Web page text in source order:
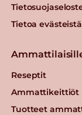
Tietoa evästeistä
Reseptit
Ammattikeittiöt
Tuotteet